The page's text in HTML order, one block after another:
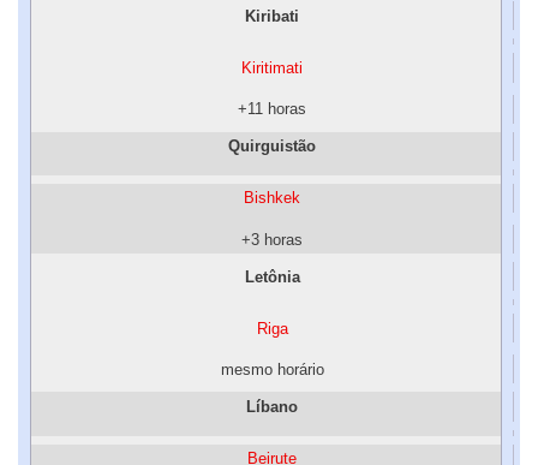
Kiribati
Kiritimati
+11 horas
Quirguistão
Bishkek
+3 horas
Letônia
Riga
mesmo horário
Líbano
Beirute